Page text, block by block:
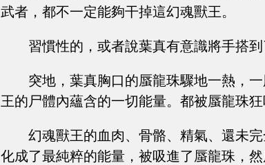
武者，都不一定能夠干掉這幻魂獸王。
習慣性的，或者說葉真有意識將手搭到
突地，葉真胸口的蜃龍珠驟地一熱，
王的尸體內蘊含的一切能量。都被蜃龍珠狂
幻魂獸王的血肉、骨骼、精氣、還未
化成了最純粹的能量，被吸進了蜃龍珠，